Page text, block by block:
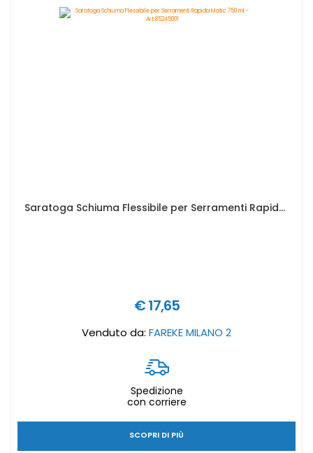
Saratoga Schiuma Flessibile per Serramenti Rapida Matic 750 ml - Art.85245001
€ 17,65
Venduto da: FAREKE MILANO 2
Spedizione
con corriere
SCOPRI DI PIÙ